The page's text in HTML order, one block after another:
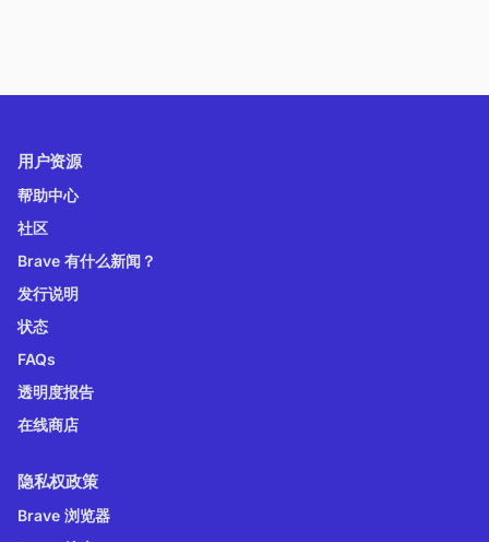
用户资源
帮助中心
社区
Brave 有什么新闻？
发行说明
状态
FAQs
透明度报告
在线商店
隐私权政策
Brave 浏览器